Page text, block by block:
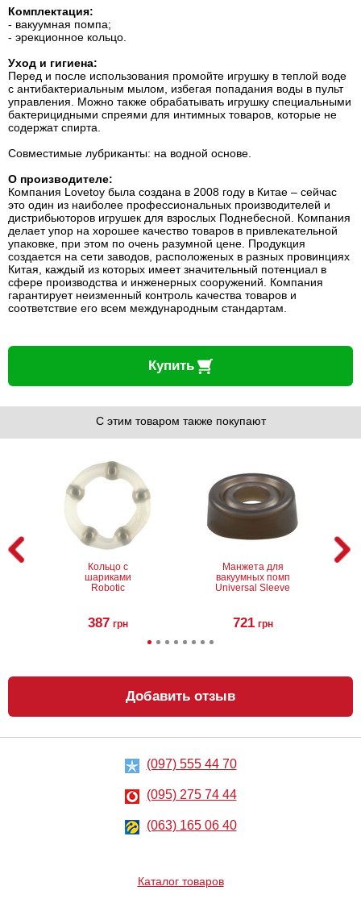
Комплектация:
- вакуумная помпа;
- эрекционное кольцо.
Уход и гигиена:
Перед и после использования промойте игрушку в теплой воде
с антибактериальным мылом, избегая попадания воды в пульт
управления. Можно также обрабатывать игрушку специальными
бактерицидными спреями для интимных товаров, которые не
содержат спирта.
Совместимые лубриканты: на водной основе.
О производителе:
Компания Lovetoy была создана в 2008 году в Китае – сейчас
это один из наиболее профессиональных производителей и
дистрибьюторов игрушек для взрослых Поднебесной. Компания
делает упор на хорошее качество товаров в привлекательной
упаковке, при этом по очень разумной цене. Продукция
создается на сети заводов, расположеных в разных провинциях
Китая, каждый из которых имеет значительный потенциал в
сфере производства и инженерных сооружений. Компания
гарантирует неизменный контроль качества товаров и
соответствие его всем международным стандартам.
Купить
С этим товаром также покупают
Кольцо с
шариками
Robotic
387 грн
Манжета для
вакуумных помп
Universal Sleeve
721 грн
Насадка на
пенис Pleasure
X-Tender Series
X-Tra Girth! 30%
грн
Насадка на
вибрацией
Pleasure X-
Perfect for 5-6.5
inches Erect
809
Добавить отзыв
(097) 555 44 70
(095) 275 74 44
(063) 165 06 40
Каталог товаров